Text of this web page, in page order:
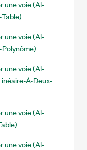
une voie (AI-
une voie (AI-
une voie (AI-
À-Deux-
une voie (AI-
une voie (AI-